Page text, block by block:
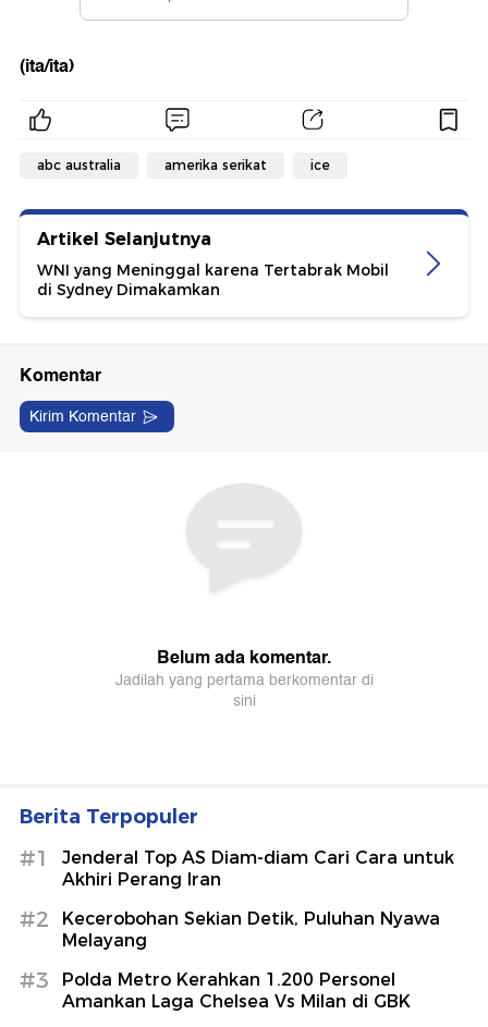
(ita/ita)
abc australia amerika serikat ice
Artikel Selanjutnya
WNI yang Meninggal karena Tertabrak Mobil
di Sydney Dimakamkan
Berita Terpopuler
#1
Jenderal Top AS Diam-diam Cari Cara untuk
Akhiri Perang Iran
#2
Kecerobohan Sekian Detik, Puluhan Nyawa
Melayang
#3
Polda Metro Kerahkan 1.200 Personel
Amankan Laga Chelsea Vs Milan di GBK